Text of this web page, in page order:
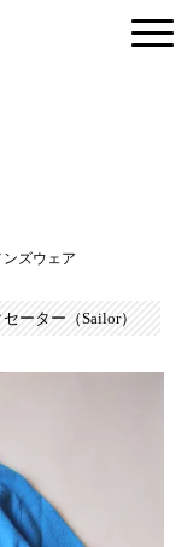
ンズウェア
ーター（Sailor）